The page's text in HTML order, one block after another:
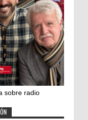
sobre radio